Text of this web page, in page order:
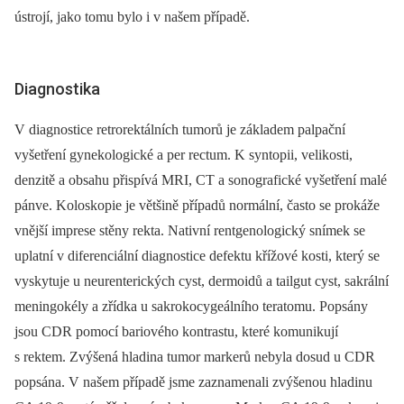
ústrojí, jako tomu bylo i v našem případě.
Diagnostika
V diagnostice retrorektálních tumorů je základem palpační
vyšetření gynekologické a per rectum. K syntopii, velikosti,
denzitě a obsahu přispívá MRI, CT a sonografické vyšetření malé
pánve. Koloskopie je většině případů normální, často se prokáže
vnější imprese stěny rekta. Nativní rentgenologický snímek se
uplatní v diferenciální diagnostice defektu křížové kosti, který se
vyskytuje u neurenterických cyst, dermoidů a tailgut cyst, sakrální
meningokély a zřídka u sakrokocygeálního teratomu. Popsány
jsou CDR pomocí bariového kontrastu, které komunikují
s rektem. Zvýšená hladina tumor markerů nebyla dosud u CDR
popsána. V našem případě jsme zaznamenali zvýšenou hladinu